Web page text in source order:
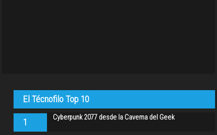
El Técnofilo Top 10
1 Cyberpunk 2077 desde la Caverna del Geek